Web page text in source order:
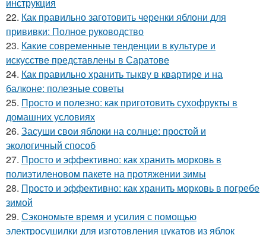
инструкция
22. Как правильно заготовить черенки яблони для
прививки: Полное руководство
23. Какие современные тенденции в культуре и
искусстве представлены в Саратове
24. Как правильно хранить тыкву в квартире и на
балконе: полезные советы
25. Просто и полезно: как приготовить сухофрукты в
домашних условиях
26. Засуши свои яблоки на солнце: простой и
экологичный способ
27. Просто и эффективно: как хранить морковь в
полиэтиленовом пакете на протяжении зимы
28. Просто и эффективно: как хранить морковь в погребе
зимой
29. Сэкономьте время и усилия с помощью
электросушилки для изготовления цукатов из яблок